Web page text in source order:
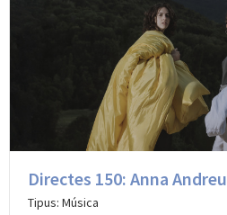
Directes 150: Anna Andreu
Tipus: Música